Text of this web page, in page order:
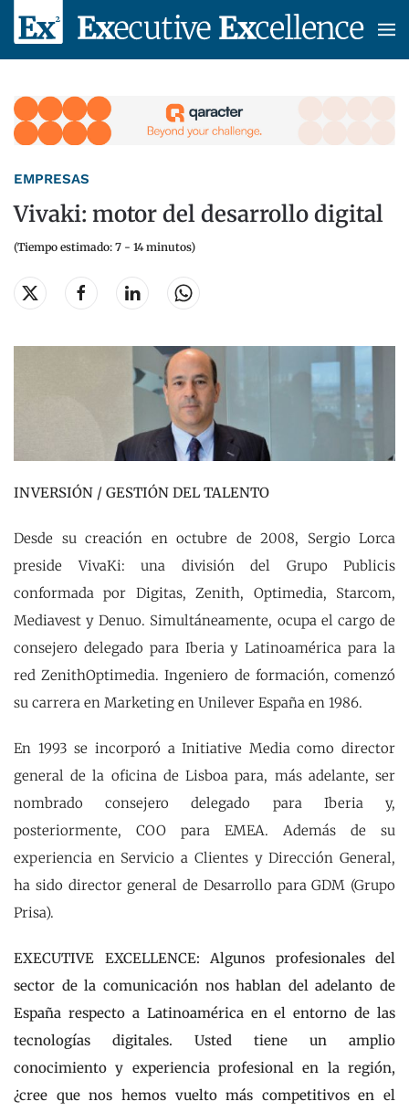
Skip to main content
EMPRESAS
Vivaki: motor del desarrollo digital
(Tiempo estimado: 7 - 14 minutos)
INVERSIÓN / GESTIÓN DEL TALENTO
Desde su creación en octubre de 2008, Sergio Lorca
preside VivaKi: una división del Grupo Publicis
conformada por Digitas, Zenith, Optimedia, Starcom,
Mediavest y Denuo. Simultáneamente, ocupa el cargo de
consejero delegado para Iberia y Latinoamérica para la
red ZenithOptimedia. Ingeniero de formación, comenzó
su carrera en Marketing en Unilever España en 1986.
En 1993 se incorporó a Initiative Media como director
general de la oficina de Lisboa para, más adelante, ser
nombrado consejero delegado para Iberia y,
posteriormente, COO para EMEA. Además de su
experiencia en Servicio a Clientes y Dirección General,
ha sido director general de Desarrollo para GDM (Grupo
Prisa).
EXECUTIVE EXCELLENCE: Algunos profesionales del
sector de la comunicación nos hablan del adelanto de
España respecto a Latinoamérica en el entorno de las
tecnologías digitales. Usted tiene un amplio
conocimiento y experiencia profesional en la región,
¿cree que nos hemos vuelto más competitivos en el